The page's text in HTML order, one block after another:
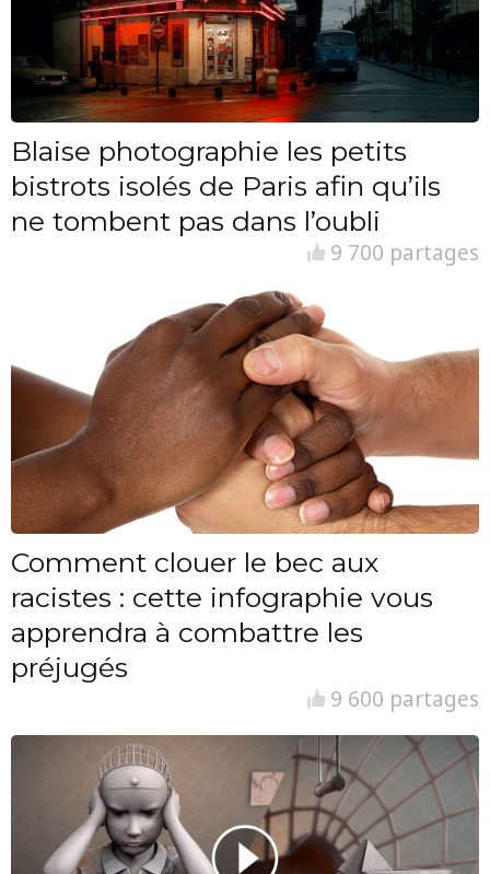
Blaise photographie les petits
bistrots isolés de Paris afin qu’ils
ne tombent pas dans l’oubli
9 700 partages
Comment clouer le bec aux
racistes : cette infographie vous
apprendra à combattre les
préjugés
9 600 partages